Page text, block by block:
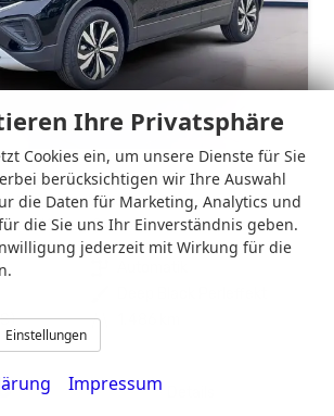
T-Cross
1.0 TSI 85 kW Life DSG AHK R2D Kamera IQ.Drive
14 Tage Gebrauchtwagen
Kilometerstand
Ihre Privatsphäre
Cookies ein, um unsere Dienste für Sie
berücksichtigen wir Ihre Auswahl
die Daten für Marketing, Analytics und
die Sie uns Ihr Einverständnis geben.
jederzeit mit Wirkung für die
Einstellungen
Impressum